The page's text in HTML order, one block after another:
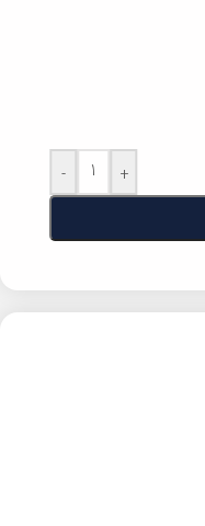
- +